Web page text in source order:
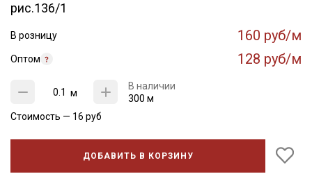
рис.136/1
В розницу 160 руб/м
Оптом 128 руб/м
м
В наличии
300 м
Стоимость — 16 руб
ДОБАВИТЬ В КОРЗИНУ